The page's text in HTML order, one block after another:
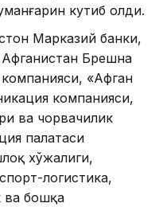
кутиб олди.
Марказий банки,
Брешна
«Афган
компанияси,
ва чорвачилик
палатаси
хўжалиги,
логистика,
ва бошқа